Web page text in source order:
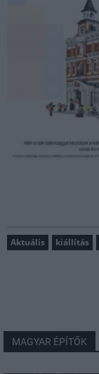
Aktuális kiállítás
MAGYAR ÉPÍTŐK